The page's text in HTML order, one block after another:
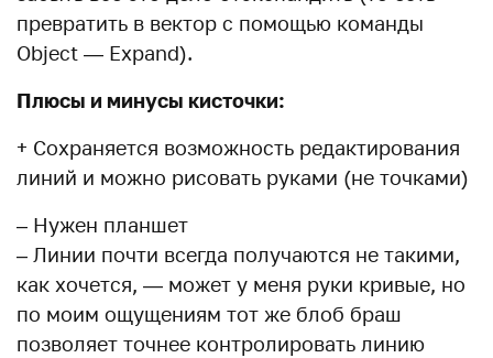
превратить в вектор с помощью команды
Object — Expand).
Плюсы и минусы кисточки:
+ Сохраняется возможность редактирования
линий и можно рисовать руками (не точками)
– Нужен планшет
– Линии почти всегда получаются не такими,
как хочется, — может у меня руки кривые, но
по моим ощущениям тот же блоб браш
позволяет точнее контролировать линию